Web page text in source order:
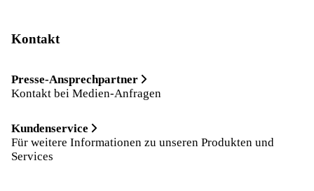
Kontakt
Presse-Ansprechpartner
Kontakt bei Medien-Anfragen
Kundenservice
Für weitere Informationen zu unseren Produkten und
Services